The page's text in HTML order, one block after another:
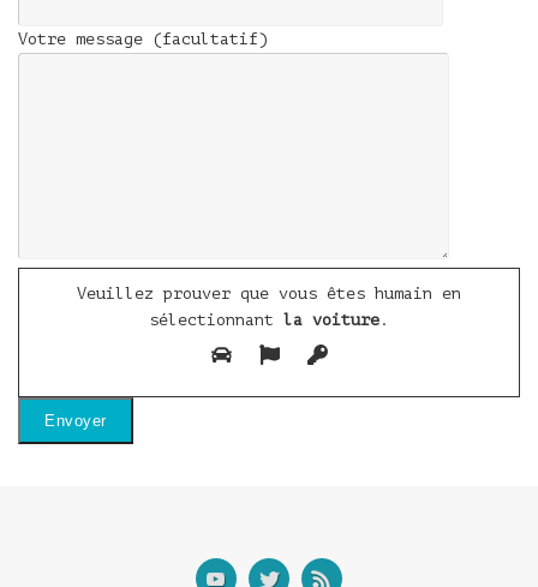
Votre message (facultatif)
Veuillez prouver que vous êtes humain en
sélectionnant la voiture .